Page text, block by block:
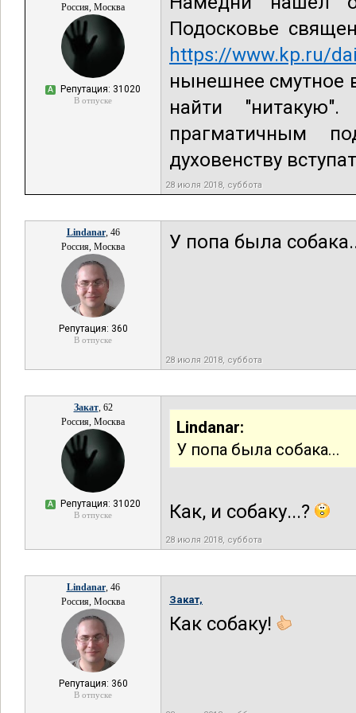
Россия, Москва
А Репутация: 31020
В отпуске
Подосковье
https://www.kp.ru/
нынешнее
найти
прагматичным
духовенству
28 июля 2018, суббота
Lindanar, 46
Россия, Москва
Репутация: 360
В отпуске
У попа была
28 июля 2018, суббота
Закат, 62
Россия, Москва
А Репутация: 31020
В отпуске
Lindanar:
У попа была собака...
Как, и собаку...?
28 июля 2018, суббота
Lindanar, 46
Россия, Москва
Репутация: 360
В отпуске
Закат,
Как собаку!